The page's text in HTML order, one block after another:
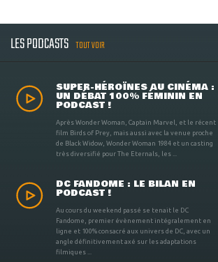
LES PODCASTS TOUT VOIR
SUPER-HÉROÏNES AU CINÉMA :
UN DÉBAT 100% FÉMININ EN
PODCAST !
Après Wonder Woman, Captain Marvel, et le récent
film Birds of Prey, mais aussi avec la venue proche
de Black Widow, Wonder Woman 1984 et un casting
très diversifié pour The Eternals, les ...
DC FANDOME : LE BILAN EN
PODCAST !
Au cours du weekend passé se tenait le DC
Fandome, premier évènement intégralement en
ligne et 100% consacré aux univers de DC, avec un
angle définitivement axé sur les adaptations
filmiques ...